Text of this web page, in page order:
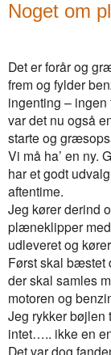
Noget om
Det er forår og
frem og fylder
ingenting – ingen
var det nu også
starte og
Vi må ha’ en ny.
har et godt
aftentime.
Jeg kører derind
plæneklipper med
udleveret og
Først skal bæstet
der skal samles
motoren og
Jeg rykker bøjlen
intet….. ikke en
Det var dog